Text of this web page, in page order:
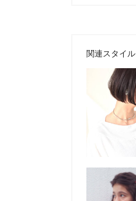
関連スタイル